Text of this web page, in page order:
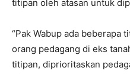
titipan oleh atasan untuk
“Pak Wabup ada beberapa
orang pedagang di eks
titipan, diprioritaskan